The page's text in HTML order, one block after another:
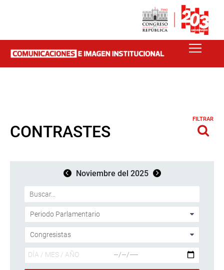
CONTRASTES
FILTRAR
Noviembre del 2025